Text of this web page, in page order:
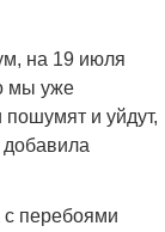
на 19 июля
мы уже
пошумят и уйдут,
перебоями